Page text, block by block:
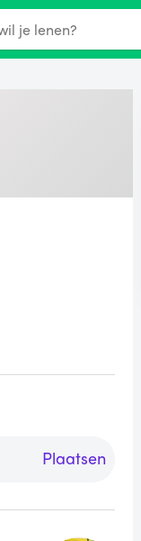
je lenen?
Plaatsen